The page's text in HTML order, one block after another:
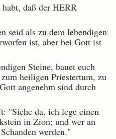
daß der HERR
seid als zu dem lebendigen
ist, aber bei Gott ist
Steine, bauet euch
heiligen Priestertum, zu
angenehm sind durch
"Siehe da, ich lege einen
in Zion; und wer an
werden."